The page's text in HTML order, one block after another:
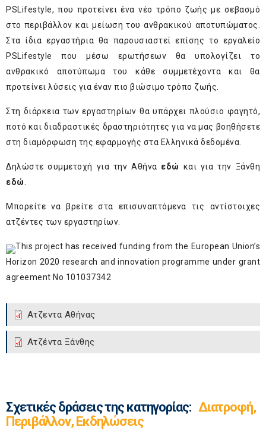
PSLifestyle, που προτείνει ένα νέο τρόπο ζωής με σεβασμό
στο περιβάλλον και μείωση του ανθρακικού αποτυπώματος.
Στα ίδια εργαστήρια θα παρουσιαστεί επίσης το εργαλείο
PSLifestyle που μέσω ερωτήσεων θα υπολογίζει το
ανθρακικό αποτύπωμα του κάθε συμμετέχοντα και θα
προτείνει λύσεις για έναν πιο βιώσιμο τρόπο ζωής.
Στη διάρκεια των εργαστηρίων θα υπάρχει πλούσιο φαγητό,
ποτό και διαδραστικές δραστηριότητες για να μας βοηθήσετε
στη διαμόρφωση της εφαρμογής στα Ελληνικά δεδομένα.
Δηλώστε συμμετοχή για την Αθήνα εδώ και για την Ξάνθη
εδώ.
Μπορείτε να βρείτε στα επισυναπτόμενα τις αντίστοιχες
ατζέντες των εργαστηρίων.
This project has received funding from the European Union’s
Horizon 2020 research and innovation programme under grant
agreement No 101037342
Ατζεντα Αθήνας
Ατζέντα Ξάνθης
Σχετικές δράσεις της κατηγορίας: Διατροφή,
Περιβάλλον, Εκδηλώσεις